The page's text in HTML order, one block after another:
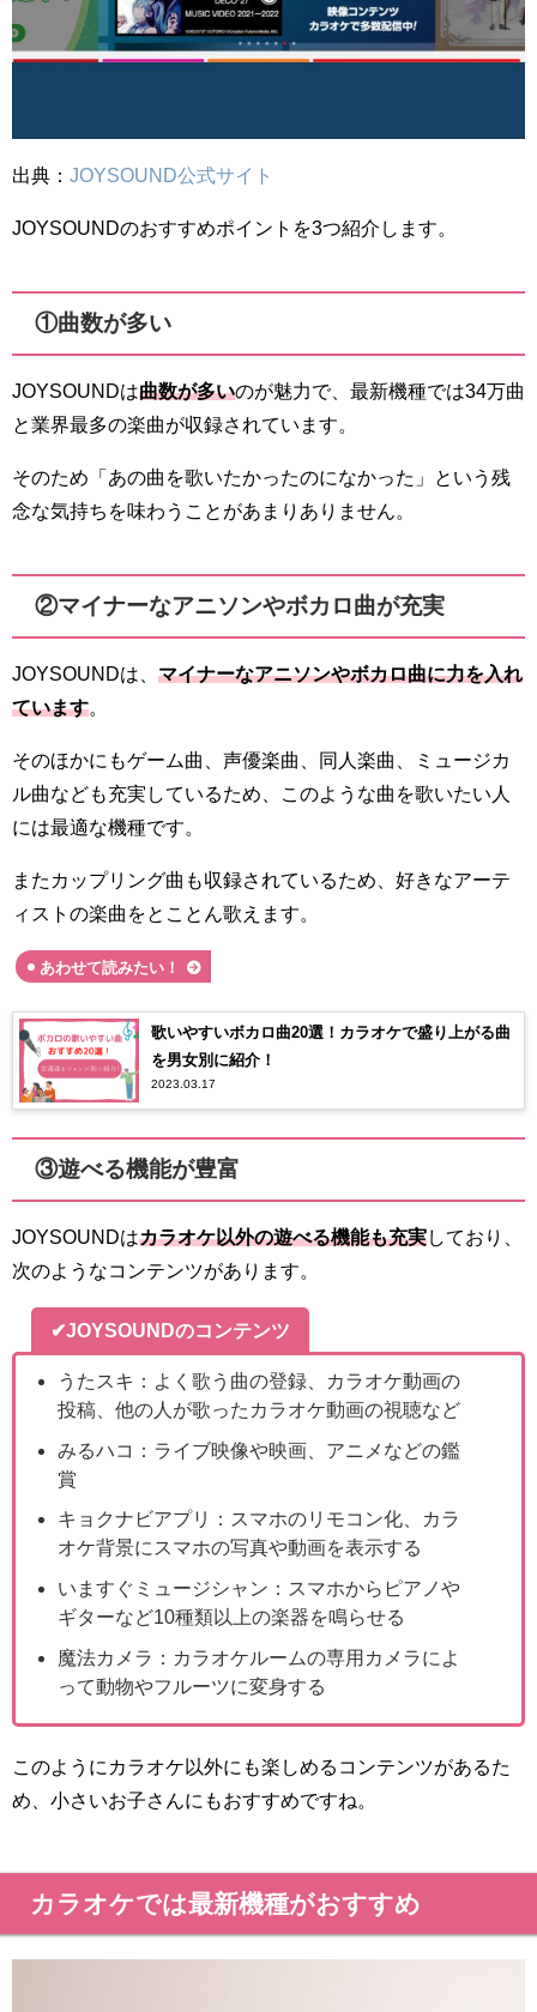
出典： JOYSOUND公式サイト
JOYSOUNDのおすすめポイントを3つ紹介します。
①曲数が多い
JOYSOUNDは曲数が多いのが魅力で、最新機種では34万曲
と業界最多の楽曲が収録されています。
そのため「あの曲を歌いたかったのになかった」という残
念な気持ちを味わうことがあまりありません。
②マイナーなアニソンやボカロ曲が充実
JOYSOUNDは、 マイナーなアニソンやボカロ曲に力を入れ
ています
そのほかにもゲーム曲、声優楽曲、同人楽曲、ミュージカ
ル曲なども充実しているため、このような曲を歌いたい人
には最適な機種です。
またカップリング曲も収録されているため、好きなアーテ
ィストの楽曲をとことん歌えます。
あわせて読みたい！
歌いやすいボカロ曲20選！カラオケで盛り上がる曲
を男女別に紹介！
2023.03.17
③遊べる機能が豊富
JOYSOUNDはカラオケ以外の遊べる機能も充実しており、
次のようなコンテンツがあります。
✔JOYSOUNDのコンテンツ
うたスキ：よく歌う曲の登録、カラオケ動画の
投稿、他の人が歌ったカラオケ動画の視聴など
みるハコ：ライブ映像や映画、アニメなどの鑑
賞
キョクナビアプリ：スマホのリモコン化、カラ
オケ背景にスマホの写真や動画を表示する
いますぐミュージシャン：スマホからピアノや
ギターなど10種類以上の楽器を鳴らせる
魔法カメラ：カラオケルームの専用カメラによ
って動物やフルーツに変身する
このようにカラオケ以外にも楽しめるコンテンツがあるた
め、小さいお子さんにもおすすめですね。
カラオケでは最新機種がおすすめ